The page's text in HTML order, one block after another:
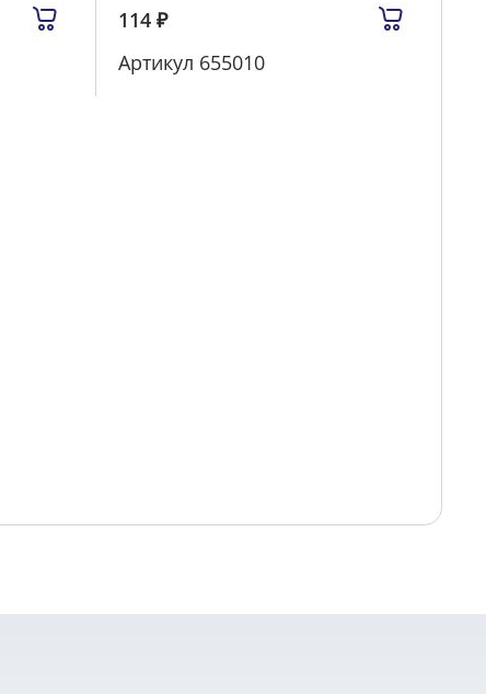
114 ₽
Артикул 655010